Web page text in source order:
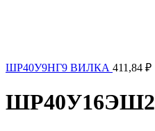
ШР40У9НГ9 ВИЛКА 411,84 ₽